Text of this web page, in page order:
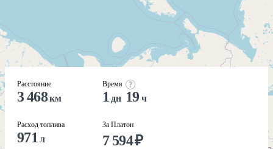
Расстояние
3 468км
Расход топлива
971 л
Время
1 дн 19ч
За Платон
7 594₽